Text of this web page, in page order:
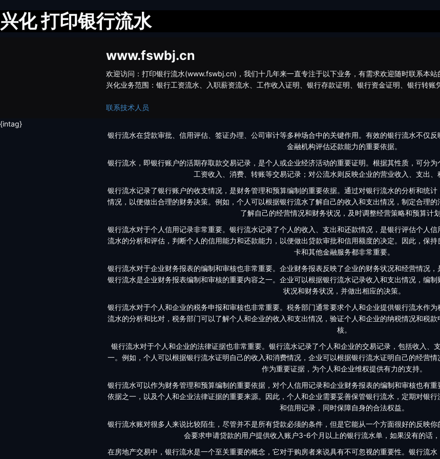
兴化 打印银行流水
www.fswbj.cn
欢迎访问：打印银行流水(www.fswbj.cn)，我们十几年来一直专注于以下业务，有需求欢迎随时联系本站
兴化业务范围：银行工资流水、入职薪资流水、工作收入证明、银行存款证明、银行资金证明、银行转账
联系技术人员
{intag}
银行流水在贷款审批、信用评估、签证办理、公司审计等多种场合中的关键作用。有效的银行流水不仅
金融机构评估还款能力的重要依据。
银行流水，即银行账户的活期存取款交易记录，是个人或企业经济活动的重要证明。根据其性质，可分
工资收入、消费、转账等交易记录；对公流水则反映企业的营业收入、支出、
银行流水记录了银行账户的收支情况，是财务管理和预算编制的重要依据。通过对银行流水的分析和统
情况，以便做出合理的财务决策。例如，个人可以根据银行流水了解自己的收入和支出情况，制定合理
了解自己的经营情况和财务状况，及时调整经营策略和预算计划
银行流水对于个人信用记录非常重要。银行流水记录了个人的收入、支出和还款情况，是银行评估个人
流水的分析和评估，判断个人的信用能力和还款能力，以便做出贷款审批和信用额度的决定。因此，保
卡和其他金融服务都非常重要。
银行流水对于企业财务报表的编制和审核也非常重要。企业财务报表反映了企业的财务状况和经营情况
银行流水是企业财务报表编制和审核的重要内容之一。企业可以根据银行流水记录收入和支出情况，编
状况和财务状况，并做出相应的决策。
银行流水对于个人和企业的税务申报和审核也非常重要。税务部门通常要求个人和企业提供银行流水作
流水的分析和比对，税务部门可以了解个人和企业的收入和支出情况，验证个人和企业的纳税情况和税
核。
银行流水对于个人和企业的法律证据也非常重要。银行流水记录了个人和企业的交易记录，包括收入、
一。例如，个人可以根据银行流水证明自己的收入和消费情况，企业可以根据银行流水证明自己的经营
作为重要证据，为个人和企业维权提供有力的支持。
银行流水可以作为财务管理和预算编制的重要依据，对个人信用记录和企业财务报表的编制和审核也有
依据之一，以及个人和企业法律证据的重要来源。因此，个人和企业需要妥善保管银行流水，定期对银
和信用记录，同时保障自身的合法权益。
银行流水账对很多人来说比较陌生，尽管并不是所有贷款必须的条件，但是它能从一个方面很好的反映
会要求申请贷款的用户提供收入账户3-6个月以上的银行流水单，如果没有的话，
在房地产交易中，银行流水是一个至关重要的概念，它对于购房者来说具有不可忽视的重要性。银行流